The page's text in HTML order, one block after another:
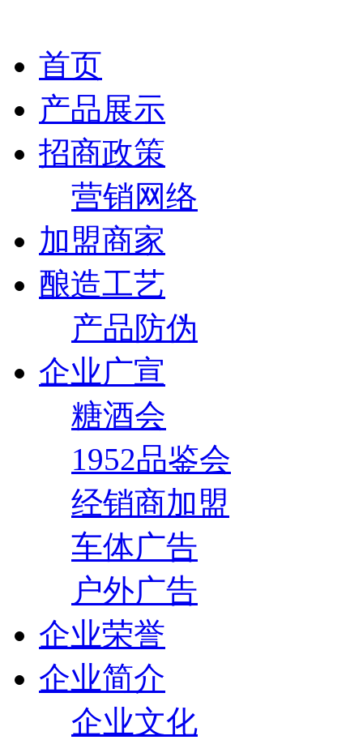
首页
产品展示
招商政策
营销网络
加盟商家
酿造工艺
产品防伪
企业广宣
糖酒会
1952品鉴会
经销商加盟
车体广告
户外广告
企业荣誉
企业简介
企业文化